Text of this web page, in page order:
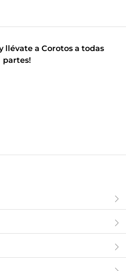
llévate a Corotos a todas
partes!